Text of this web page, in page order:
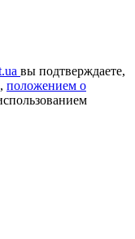
вы подтверждаете,
, положением о